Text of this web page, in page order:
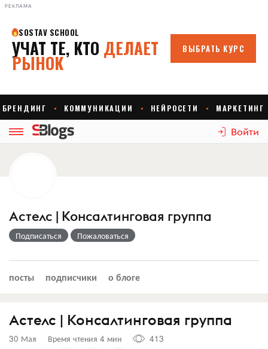
РЕКЛАМА
Войти
Астелс | Консалтинговая группа
Подписаться Пожаловаться
посты подписчики о блоге
Астелс | Консалтинговая группа
30 Мая Время чтения 4 мин
413